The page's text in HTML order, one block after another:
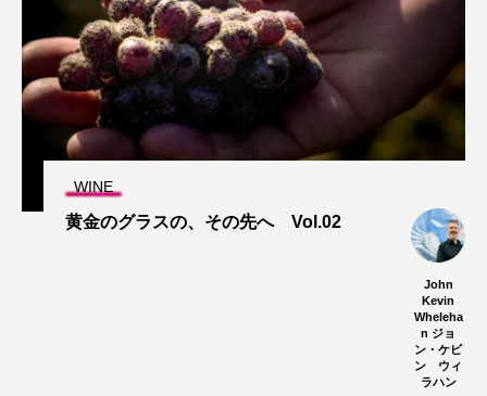
WINE
黄金のグラスの、その先へ Vol.02
John
Kevin
Wheleha
n ジョ
ン・ケビ
ン ウィ
ラハン